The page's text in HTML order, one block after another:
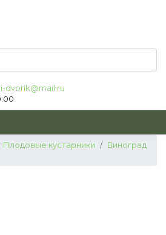
dvorik@mail.ru
Плодовые кустарники
Виноград